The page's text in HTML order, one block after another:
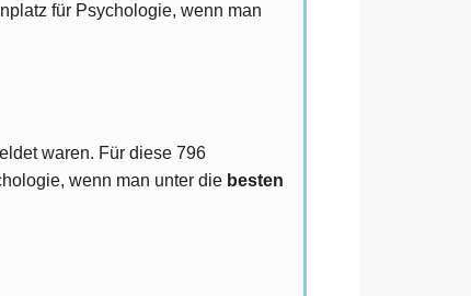
für Psychologie, wenn man
waren. Für diese 796
wenn man unter die besten